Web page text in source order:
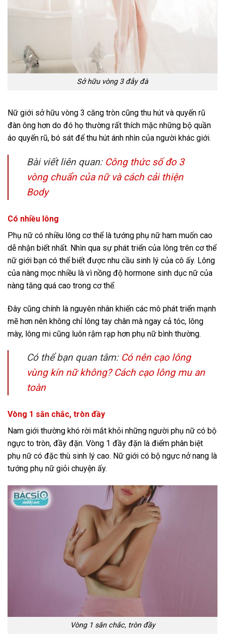
Sở hữu vòng 3 đẫy đà
Nữ giới sở hữu vòng 3 căng tròn cũng thu hút và quyến rũ
đàn ông hơn do đó họ thường rất thích mặc những bộ quần
áo quyến rũ, bó sát để thu hút ánh nhìn của người khác giới.
Bài viết liên quan: Công thức số đo 3
vòng chuẩn của nữ và cách cải thiện
Body
Có nhiều lông
Phụ nữ có nhiều lông cơ thể là tướng phụ nữ ham muốn cao
dễ nhận biết nhất. Nhìn qua sự phát triển của lông trên cơ thể
nữ giới bạn có thể biết được nhu cầu sinh lý của cô ấy. Lông
của nàng mọc nhiều là vì nồng độ hormone sinh dục nữ của
nàng tăng quá cao trong cơ thể.
Đây cũng chính là nguyên nhân khiến các mô phát triển mạnh
mẽ hơn nên không chỉ lông tay chân mà ngay cả tóc, lông
mày, lông mi cũng luôn rậm rạp hơn phụ nữ bình thường.
Có thể bạn quan tâm: Có nên cạo lông
vùng kín nữ không? Cách cạo lông mu an
toàn
Vòng 1 săn chắc, tròn đầy
Nam giới thường khó rời mắt khỏi những người phụ nữ có bộ
ngực to tròn, đầy đặn. Vòng 1 đầy đặn là điểm phân biệt
phụ nữ có đặc thù sinh lý cao. Nữ giới có bộ ngực nở nang là
tướng phụ nữ giỏi chuyện ấy.
Vòng 1 săn chắc, tròn đầy